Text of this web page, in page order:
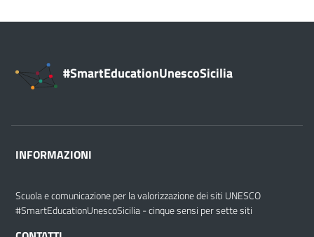
#SmartEducationUnescoSicilia
INFORMAZIONI
Scuola e comunicazione per la valorizzazione dei siti UNESCO
#SmartEducationUnescoSicilia - cinque sensi per sette siti